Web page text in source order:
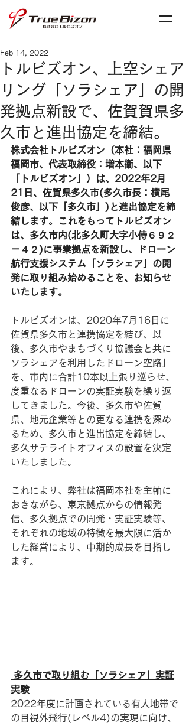
トルビズオン、上空シェア
リング「ソラシェア」の開
発拠点新設で、佐賀賀県多
久市と進出協定を締結。
Feb 14, 2022
株式会社トルビズオン（本社：福岡県
福岡市、代表取締役：増本衞、以下
「トルビズオン」）は、2022年2月
21日、佐賀県多久市(多久市長：横尾
俊彦、以下「多久市」)と進出協定を締
結します。これをもってトルビズオン
は、多久市内(北多久町大字小侍６９２
－４２)に事業拠点を新設し、ドローン
航行支援システム「ソラシェア」の開
発に取り組み始めることを、お知らせ
いたします。
トルビズオンは、2020年7月16日に
佐賀県多久市と連携協定を結び、以
後、多久市やまちづくり協議会と共に
ソラシェアを利用したドローン空路」
を、市内に合計10本以上張り巡らせ、
度重なるドローンの実証実験を繰り返
してきました。今後、多久市や佐賀
県、地元企業等との更なる連携を深め
るため、多久市と進出協定を締結し、
多久サテライトオフィスの設置を決定
いたしました。
これにより、弊社は福岡本社を主軸に
おきながら、東京拠点からの情報発
信、多久拠点での開発・実証実験等、
それぞれの地域の特徴を最大限に活か
した経営により、中期的成長を目指し
ます。
実験
2022年度に計画されている有人地帯で
の目視外飛行(レベル4)の実現に向け、